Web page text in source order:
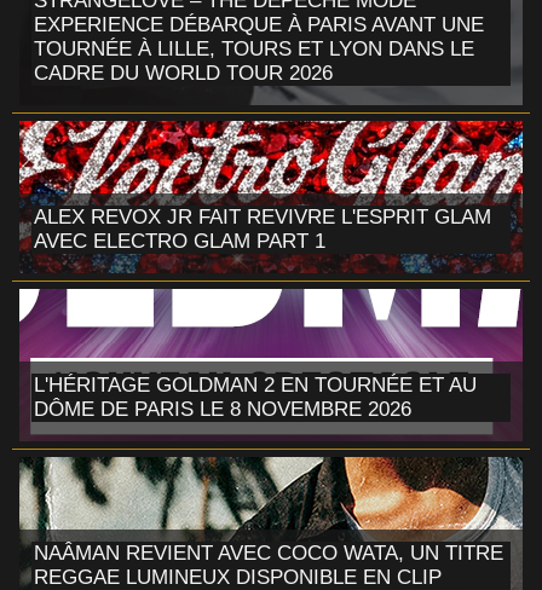
EXPERIENCE DÉBARQUE À PARIS AVANT UNE
TOURNÉE À LILLE, TOURS ET LYON DANS LE
CADRE DU WORLD TOUR 2026
ALEX REVOX JR FAIT REVIVRE L'ESPRIT GLAM
AVEC ELECTRO GLAM PART 1
L'HÉRITAGE GOLDMAN 2 EN TOURNÉE ET AU
DÔME DE PARIS LE 8 NOVEMBRE 2026
NAÂMAN REVIENT AVEC COCO WATA, UN TITRE
REGGAE LUMINEUX DISPONIBLE EN CLIP